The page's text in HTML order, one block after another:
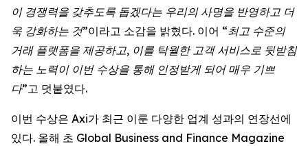
이 경쟁력을 갖추도록 돕겠다는 우리의 사명을 반영하고 더
욱 강화하는 것”이라고 소감을 밝혔다. 이어 “최고 수준의
거래 플랫폼을 제공하고, 이를 탁월한 고객 서비스로 뒷받침
하는 노력이 이번 수상을 통해 인정받게 되어 매우 기쁘
다”고 덧붙였다.
이번 수상은 Axi가 최근 이룬 다양한 업계 성과의 연장선에
있다. 올해 초 Global Business and Finance Magazine